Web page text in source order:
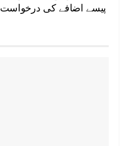
پیسے اضافے کی درخواست